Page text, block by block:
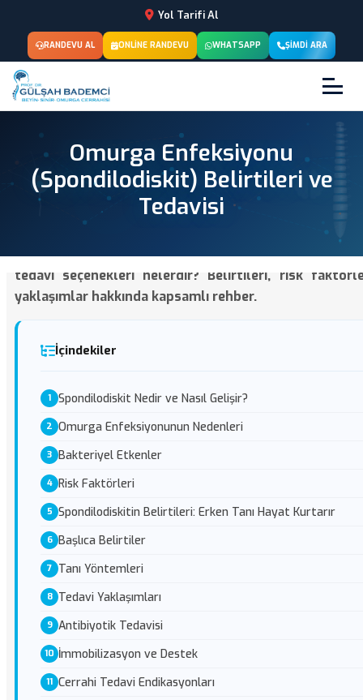
Yol Tarifi Al
RANDEVU AL ONLINE RANDEVU WHATSAPP ŞIMDI ARA
Omurga Enfeksiyonu
(Spondilodiskit) Belirtileri ve
Tedavisi
Omurga enfeksiyonu (spondilodiskit) nedir, nasıl
tedavi seçenekleri nelerdir? Belirtileri, risk
yaklaşımlar hakkında kapsamlı rehber.
İçindekiler
Spondilodiskit Nedir ve Nasıl Gelişir?
Omurga Enfeksiyonunun Nedenleri
Bakteriyel Etkenler
Risk Faktörleri
Spondilodiskitin Belirtileri: Erken Tanı Hayat Kurtarır
Başlıca Belirtiler
Tanı Yöntemleri
Tedavi Yaklaşımları
Antibiyotik Tedavisi
İmmobilizasyon ve Destek
Cerrahi Tedavi Endikasyonları